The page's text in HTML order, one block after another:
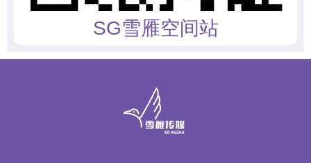
SG雪雁空间站